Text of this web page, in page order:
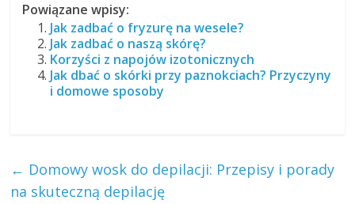
Powiązane wpisy:
Jak zadbać o fryzurę na wesele?
Jak zadbać o naszą skórę?
Korzyści z napojów izotonicznych
Jak dbać o skórki przy paznokciach? Przyczyny
i domowe sposoby
← Domowy wosk do depilacji: Przepisy i porady
na skuteczną depilację